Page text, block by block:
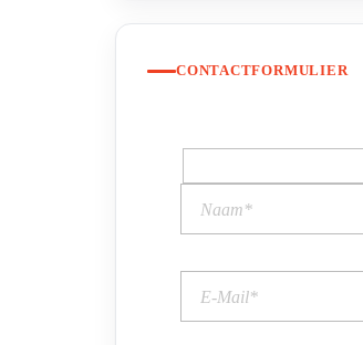
CONTACTFORMULIER